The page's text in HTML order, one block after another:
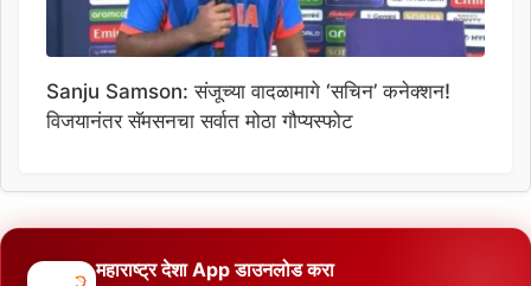
Sanju Samson: संजूच्या वादळामागे ‘सचिन’ कनेक्शन!
विजयानंतर सॅमसनचा सर्वात मोठा गौप्यस्फोट
महाराष्ट्र देशा App डाउनलोड करा